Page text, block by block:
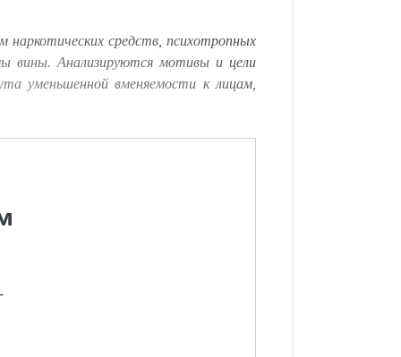
наркотических средств, психотропных
вины. Анализируются мотивы и цели
уменьшенной вменяемости к лицам,